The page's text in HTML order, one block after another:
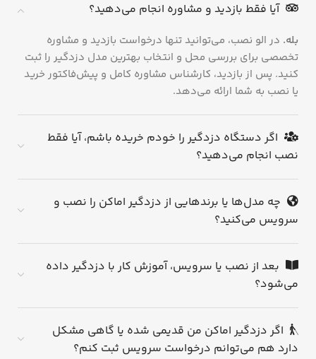
آیا فقط بازدید و مشاوره انجام می‌دهید؟
بله. در الو نصب، می‌توانید تنها درخواست بازدید و مشاوره
تخصصی برای بررسی محل و انتخاب بهترین مدل دزدگیر را ثبت
کنید. پس از بازدید، کارشناس مشاوره کامل و پیش‌فاکتور خرید
یا نصب به شما ارائه می‌دهد.
اگر دستگاه دزدگیر را خودم خریده باشم، آیا فقط
نصب انجام می‌دهید؟
چه مدل‌ها یا برندهایی از دزدگیر اماکن را نصب و
سرویس می‌کنید؟
بعد از نصب یا سرویس، آموزش کار با دزدگیر داده
می‌شود؟
اگر دزدگیر اماکن من قدیمی شده یا گاهی مشکل
دارد هم می‌توانم درخواست سرویس ثبت کنم؟